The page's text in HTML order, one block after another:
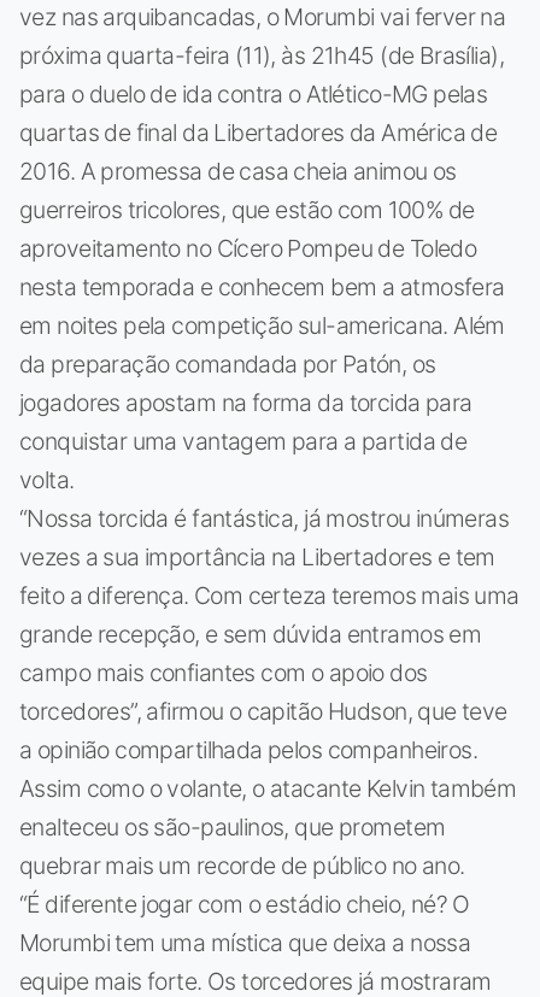
vez nas arquibancadas, o Morumbi vai ferver na
próxima quarta-feira (11), às 21h45 (de Brasília),
para o duelo de ida contra o Atlético-MG pelas
quartas de final da Libertadores da América de
2016. A promessa de casa cheia animou os
guerreiros tricolores, que estão com 100% de
aproveitamento no Cícero Pompeu de Toledo
nesta temporada e conhecem bem a atmosfera
em noites pela competição sul-americana. Além
da preparação comandada por Patón, os
jogadores apostam na forma da torcida para
conquistar uma vantagem para a partida de
volta.
“Nossa torcida é fantástica, já mostrou inúmeras
vezes a sua importância na Libertadores e tem
feito a diferença. Com certeza teremos mais uma
grande recepção, e sem dúvida entramos em
campo mais confiantes com o apoio dos
torcedores”, afirmou o capitão Hudson, que teve
a opinião compartilhada pelos companheiros.
Assim como o volante, o atacante Kelvin também
enalteceu os são-paulinos, que prometem
quebrar mais um recorde de público no ano.
“É diferente jogar com o estádio cheio, né? O
Morumbi tem uma mística que deixa a nossa
equipe mais forte. Os torcedores já mostraram